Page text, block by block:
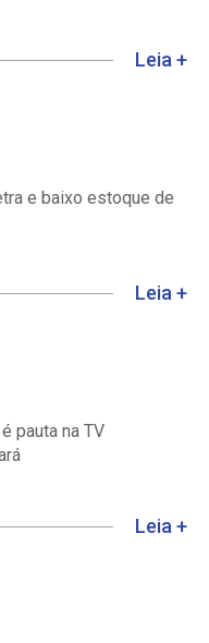
Leia +
e baixo estoque de
Leia +
pauta na TV
Leia +